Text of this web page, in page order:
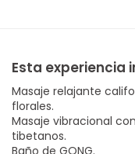
Esta experiencia
Masaje relajante
florales.
Masaje vibracional
tibetanos.
Baño de GONG.